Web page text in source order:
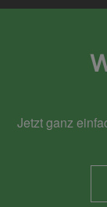
Jetzt ganz